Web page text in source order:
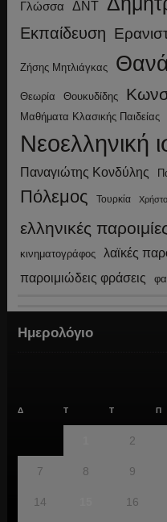
Γλώσσα ΔΝΤ
Εκπαίδευση
Ζήσης Μητλιάγκας
Θεωρία Θουκυδίδης
Μαθήματα Κλασικής Παιδείας
Νεοελληνική
Παναγιώτης Κονδύλης
Πόλεμος Τουρκία
ελληνικές
κινηματογράφος λαϊκές
παροιμιώδεις φράσεις
Ημερολόγιο
Δ Τ Τ Π
2
7 8 9
14 16